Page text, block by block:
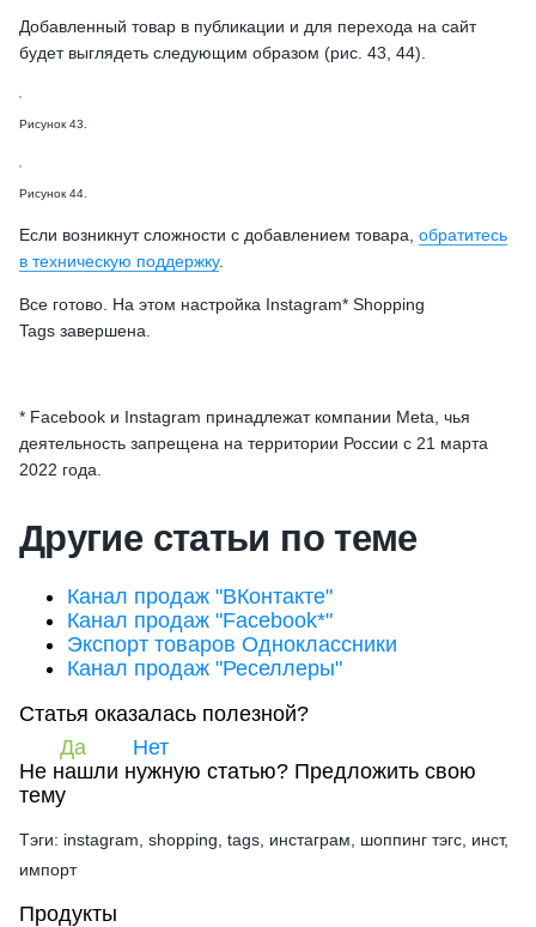
Добавленный товар в публикации и для перехода на сайт
будет выглядеть следующим образом (рис. 43, 44).
Рисунок 43.
Рисунок 44.
Если возникнут сложности с добавлением товара, обратитесь
в техническую поддержку.
Все готово. На этом настройка Instagram* Shopping
Tags завершена.
* Facebook и Instagram принадлежат компании Meta, чья
деятельность запрещена на территории России с 21 марта
2022 года.
Другие статьи по теме
Канал продаж "ВКонтакте"
Канал продаж "Facebook*"
Экспорт товаров Одноклассники
Канал продаж "Реселлеры"
Статья оказалась полезной?
Да
Нет
Не нашли нужную статью? Предложить свою
тему
Тэги: instagram, shopping, tags, инстаграм, шоппинг тэгс, инст,
импорт
Продукты